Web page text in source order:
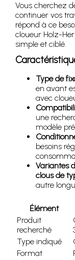
Vous cherchez
continuer vos
répond à ce
cloueur Holz-
simple et ciblé.
Type de
en avant
avec
une
modèle
besoins
Variantes
clous de
autre
Élément
Produit
recherché
Type indiqué
Format